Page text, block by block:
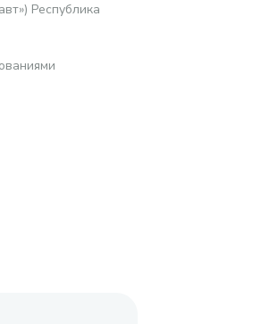
Республика